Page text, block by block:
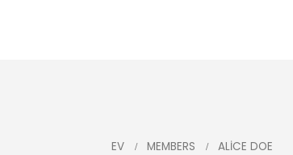
EV MEMBERS ALICE DOE